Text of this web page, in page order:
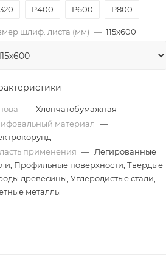
P400 P600 P800
шлиф. листа (мм) — 115х600
— Хлопчатобумажная
материал —
применения — Легированные
Профильные поверхности, Твердые
древесины, Углеродистые стали,
металлы